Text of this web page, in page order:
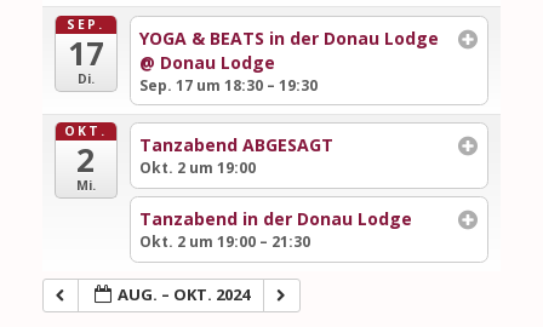
SEP.
17
Di.
YOGA & BEATS in der Donau Lodge
@ Donau Lodge
Sep. 17 um 18:30 – 19:30
OKT.
2
Mi.
Tanzabend ABGESAGT
Okt. 2 um 19:00
Tanzabend in der Donau Lodge
Okt. 2 um 19:00 – 21:30
AUG. – OKT. 2024